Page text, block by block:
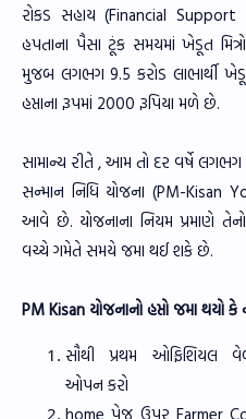
રોકડ સહાય (Financial
હપતાના પૈસા ટૂંક સમયમાં ખેડૂત
મુજબ લગભગ 9.5 કરોડ લાભાર્થી
હપ્તાના રૂપમાં 2000 રૂપિયા મળે છે.
સામાન્ય રીતે , આમ તો દર વર્ષે લગભગ
સન્માન નિધિ યોજના (PM-Kisan
આવે છે. યોજનાના નિયમ પ્રમાણે તેનો
વચ્ચે ગમેતે સમયે જમા થઈ શકે છે.
PM Kisan યોજનાનો હપ્તો જમા થયો
સૌથી પ્રથમ ઓફિશિયલ
ઓપન કરો